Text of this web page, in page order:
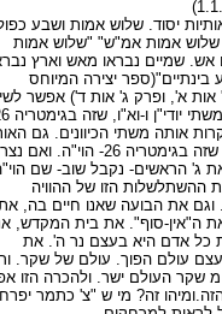
יסוד. שלוש אמות ושבע
שלוש אמות אמ"ש" "שלוש אמות
אש. שמיים נבראו מאש וארץ
בינתיים"(ספר יצירה המיוחס
א', ופרק ג' אות ד') אפשר
אותה משתי הכיוונים. גם
מ' מורכבת מכ"ף ו-וא"ו שזה בגימטריה 26- הוי"ה.
את ג' הראשים- נקבל שוב- שם
ההשתלשלות הזו של ההוויה
וגם את הבועה שאנו חיים בה,
ה"אין-סוף". את בית המקדש,
כל אדם היא בעצם נר ה'. את
עולם הפוך. עולם של שקר.
העולם ישר. ולהכרה הזו
זה? מי ש "צ' כתמר יפרח,